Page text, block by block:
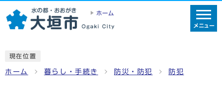
ホーム
メニュー
現在位置
ホーム 暮らし・手続き 防災・防犯 防犯